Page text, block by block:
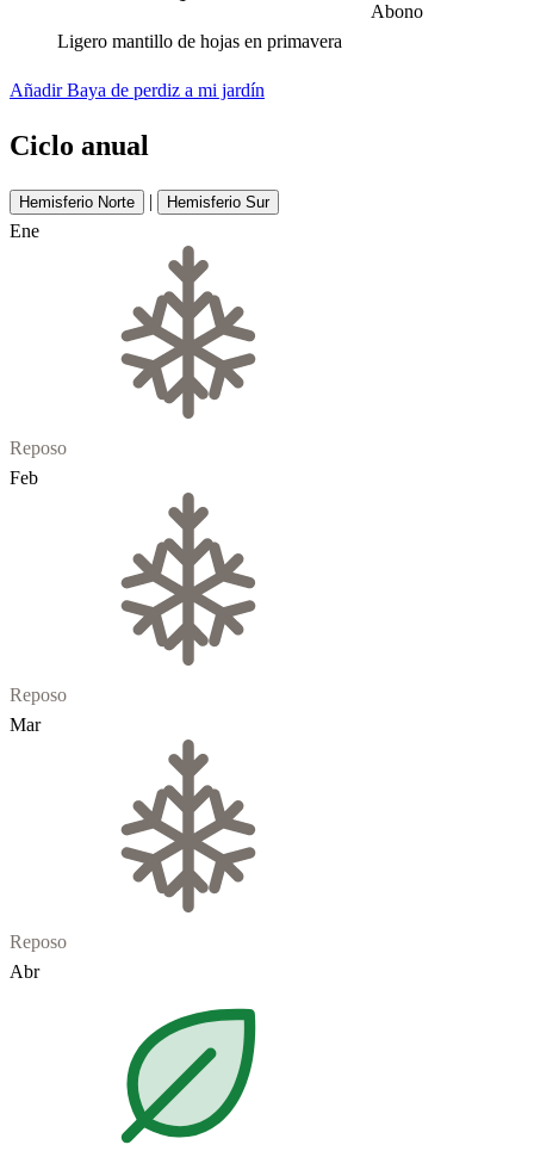
Abono
Ligero mantillo de hojas en primavera
Añadir Baya de perdiz a mi jardín
Ciclo anual
Hemisferio Norte | Hemisferio Sur
Ene
Reposo
Feb
Reposo
Mar
Reposo
Abr